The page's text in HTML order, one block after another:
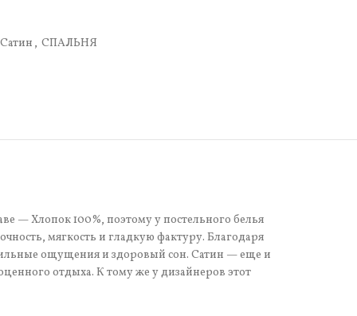
Сатин , СПАЛЬНЯ
— Хлопок 100%, поэтому у постельного белья
мягкость и гладкую фактуру. Благодаря
ощущения и здоровый сон. Сатин — еще и
отдыха. К тому же у дизайнеров этот